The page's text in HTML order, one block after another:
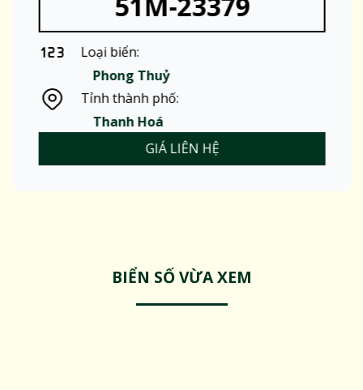
Loại biển:
Phong Thuỷ
Tỉnh thành phố:
Thanh Hoá
GIÁ LIÊN HỆ
BIỂN SỐ VỪA XEM